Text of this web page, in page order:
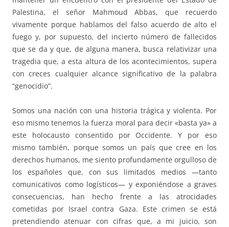
Palestina, el señor Mahmoud Abbas, que recuerdo
vivamente porque hablamos del falso acuerdo de alto el
fuego y, por supuesto, del incierto número de fallecidos
que se da y que, de alguna manera, busca relativizar una
tragedia que, a esta altura de los acontecimientos, supera
con creces cualquier alcance significativo de la palabra
“genocidio”.
Somos una nación con una historia trágica y violenta. Por
eso mismo tenemos la fuerza moral para decir «basta ya» a
este holocausto consentido por Occidente. Y por eso
mismo también, porque somos un país que cree en los
derechos humanos, me siento profundamente orgulloso de
los españoles que, con sus limitados medios —tanto
comunicativos como logísticos— y exponiéndose a graves
consecuencias, han hecho frente a las atrocidades
cometidas por Israel contra Gaza. Este crimen se está
pretendiendo atenuar con cifras que, a mi juicio, son